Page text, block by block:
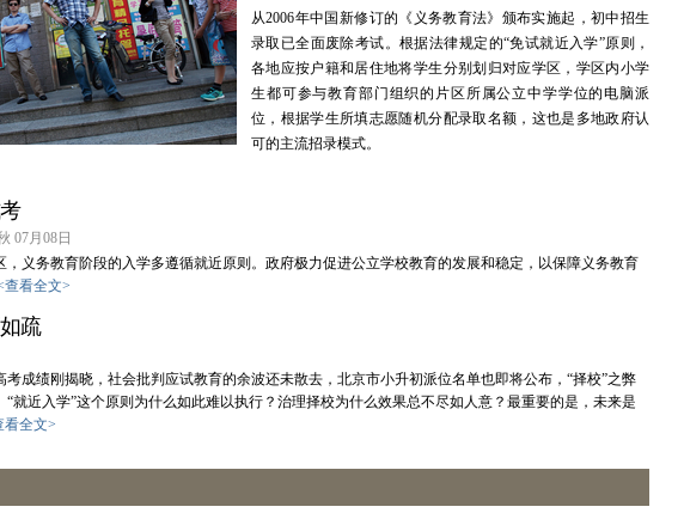
从2006年中国新修订的《义务教育法》颁布实施起，初中招生
录取已全面废除考试。根据法律规定的“免试就近入学”原则，
各地应按户籍和居住地将学生分别划归对应学区，学区内小学
生都可参与教育部门组织的片区所属公立中学学位的电脑派
位，根据学生所填志愿随机分配录取名额，这也是多地政府认
可的主流招录模式。
07月08日
，义务教育阶段的入学多遵循就近原则。政府极力促进公立学校教育的发展和稳定，以保障义务教育
查看全文>
疏
考成绩刚揭晓，社会批判应试教育的余波还未散去，北京市小升初派位名单也即将公布，“择校”之弊
“就近入学”这个原则为什么如此难以执行？治理择校为什么效果总不尽如人意？最重要的是，未来是
看全文>